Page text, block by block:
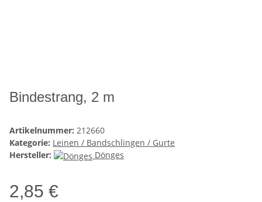
Bindestrang, 2 m
Artikelnummer: 212660
Kategorie: Leinen / Bandschlingen / Gurte
Hersteller:
Dönges
2,85 €